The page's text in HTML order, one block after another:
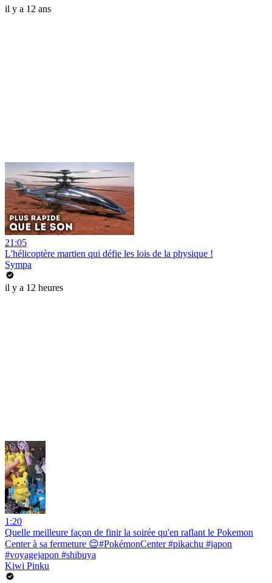
il y a 12 ans
21:05
L'hélicoptère martien qui défie les lois de la physique !
Sympa
il y a 12 heures
1:20
Quelle meilleure façon de finir la soirée qu'en raflant le Pokemon
Center à sa fermeture 😌#PokémonCenter #pikachu #japon
#voyagejapon #shibuya
Kiwi Pinku